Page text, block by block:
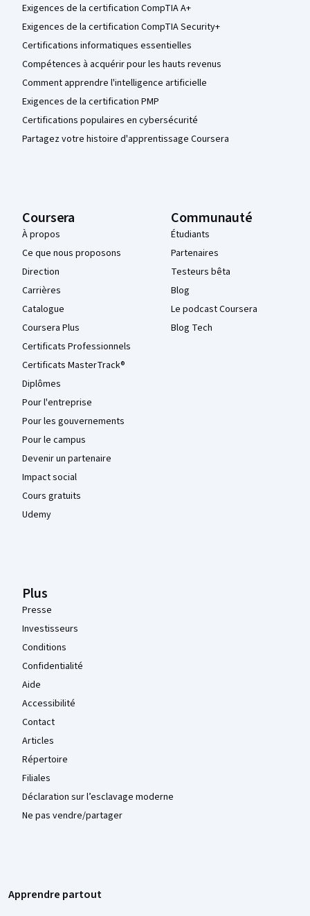
Exigences de la certification CompTIA A+
Exigences de la certification CompTIA Security+
Certifications informatiques essentielles
Compétences à acquérir pour les hauts revenus
Comment apprendre l'intelligence artificielle
Exigences de la certification PMP
Certifications populaires en cybersécurité
Partagez votre histoire d'apprentissage Coursera
Coursera
À propos
Ce que nous proposons
Direction
Carrières
Catalogue
Coursera Plus
Certificats Professionnels
Certificats MasterTrack®
Diplômes
Pour l'entreprise
Pour les gouvernements
Pour le campus
Devenir un partenaire
Impact social
Cours gratuits
Udemy
Communauté
Étudiants
Partenaires
Testeurs bêta
Blog
Le podcast Coursera
Blog Tech
Plus
Presse
Investisseurs
Conditions
Confidentialité
Aide
Accessibilité
Contact
Articles
Répertoire
Filiales
Déclaration sur l’esclavage moderne
Ne pas vendre/partager
Apprendre partout